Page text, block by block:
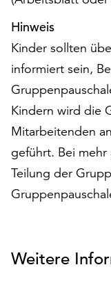
oder
dem
Impressum
.
Hinweis
Kinder sollten
informiert sein,
Kindern wird die
Mitarbeitenden
geführt. Bei mehr
Teilung der
Weitere